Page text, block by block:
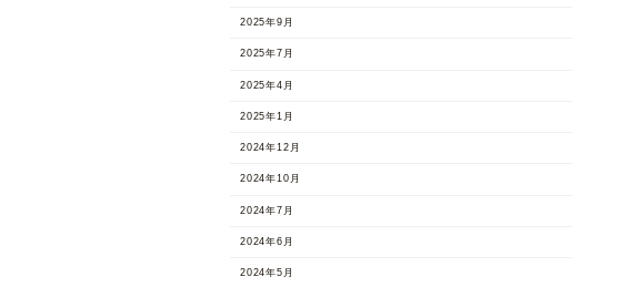
2025年9月
2025年7月
2025年4月
2025年1月
2024年12月
2024年10月
2024年7月
2024年6月
2024年5月